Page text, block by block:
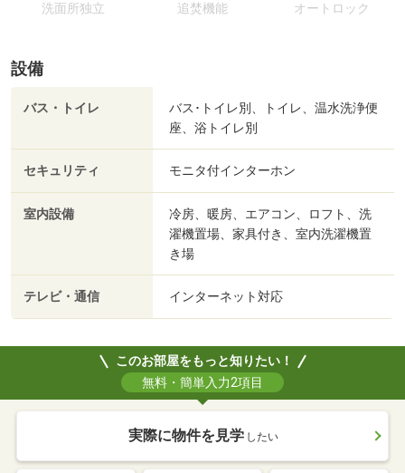
洗面所独立 追焚機能 オートロック
設備
バス・トイレ
バス･トイレ別、トイレ、温水洗浄便
座、浴トイレ別
セキュリティ モニタ付インターホン
室内設備
冷房、暖房、エアコン、ロフト、洗
濯機置場、家具付き、室内洗濯機置
き場
テレビ・通信 インターネット対応
このお部屋をもっと知りたい！
無料・簡単入力2項目
実際に物件を見学 したい